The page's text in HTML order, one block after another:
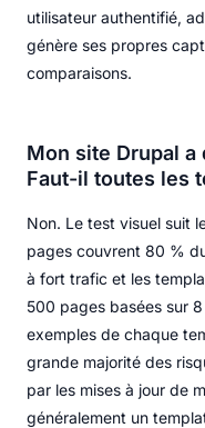
utilisateur authentifié,
génère ses propres
comparaisons.
Mon site Drupal a
Faut-il toutes les
Non. Le test visuel suit
pages couvrent 80 %
à fort trafic et les
500 pages basées sur
exemples de chaque
grande majorité des
par les mises à jour de
généralement un